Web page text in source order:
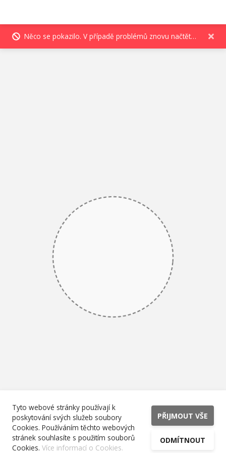
Něco se pokazilo. V případě problémů znovu načtěte stránku.
Tyto webové stránky používají k
poskytování svých služeb soubory
Cookies. Používáním těchto webových
stránek souhlasíte s použitím souborů
Cookies. Více informací o Cookies.
PŘIJMOUT VŠE
ODMÍTNOUT